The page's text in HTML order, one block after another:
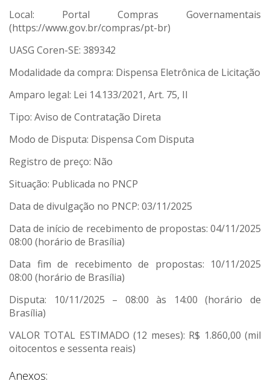
Local: Portal Compras Governamentais
(https://www.gov.br/compras/pt-br)
UASG Coren-SE: 389342
Modalidade da compra: Dispensa Eletrônica de Licitação
Amparo legal: Lei 14.133/2021, Art. 75, II
Tipo: Aviso de Contratação Direta
Modo de Disputa: Dispensa Com Disputa
Registro de preço: Não
Situação: Publicada no PNCP
Data de divulgação no PNCP: 03/11/2025
Data de início de recebimento de propostas: 04/11/2025
08:00 (horário de Brasília)
Data fim de recebimento de propostas: 10/11/2025
08:00 (horário de Brasília)
Disputa: 10/11/2025 – 08:00 às 14:00 (horário de
Brasília)
VALOR TOTAL ESTIMADO (12 meses): R$ 1.860,00 (mil
oitocentos e sessenta reais)
Anexos: